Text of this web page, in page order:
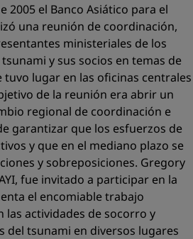
2005 el Banco Asiático para el
una reunión de coordinación,
ministeriales de los
y sus socios en temas de
lugar en las oficinas centrales
de la reunión era abrir un
regional de coordinación e
garantizar que los esfuerzos de
y que en el mediano plazo se
y sobreposiciones. Gregory
fue invitado a participar en la
el encomiable trabajo
las actividades de socorro y
del tsunami en diversos lugares